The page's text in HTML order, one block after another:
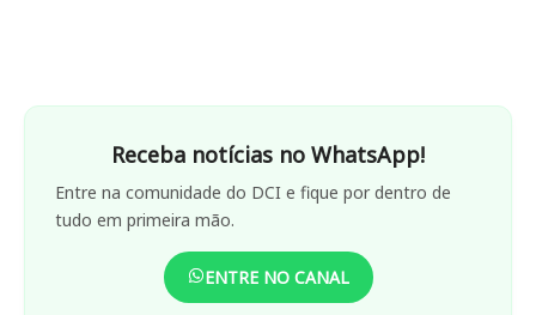
Receba notícias no WhatsApp!
Entre na comunidade do DCI e fique por dentro de
tudo em primeira mão.
ENTRE NO CANAL